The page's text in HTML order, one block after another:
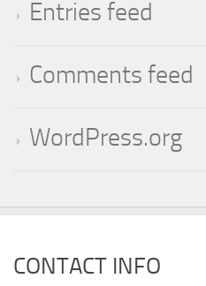
Entries feed
Comments feed
WordPress.org
CONTACT INFO